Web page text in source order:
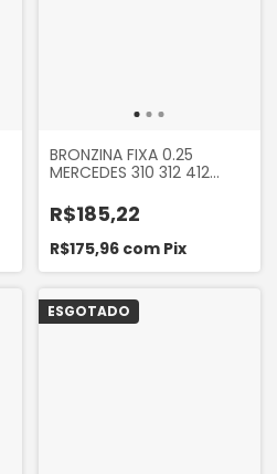
BRONZINA FIXA 0.25
MERCEDES 310 312 412
2000 BLAZER 2.5 1996 A
2000 FORD RANGER 2.5
1997 A 2001 FRONTIER
22654
R$185,22
R$175,96 com Pix
ESGOTADO